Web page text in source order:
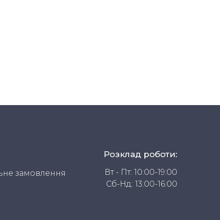
замовлення
Розклад роботи:
Вт - Пт: 10:00-19:00
Сб-Нд: 13:00-16:00